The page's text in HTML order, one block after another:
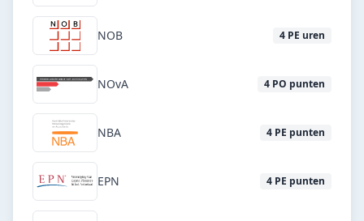
NOB 4 PE uren
NOvA 4 PO punten
NBA 4 PE punten
EPN 4 PE punten